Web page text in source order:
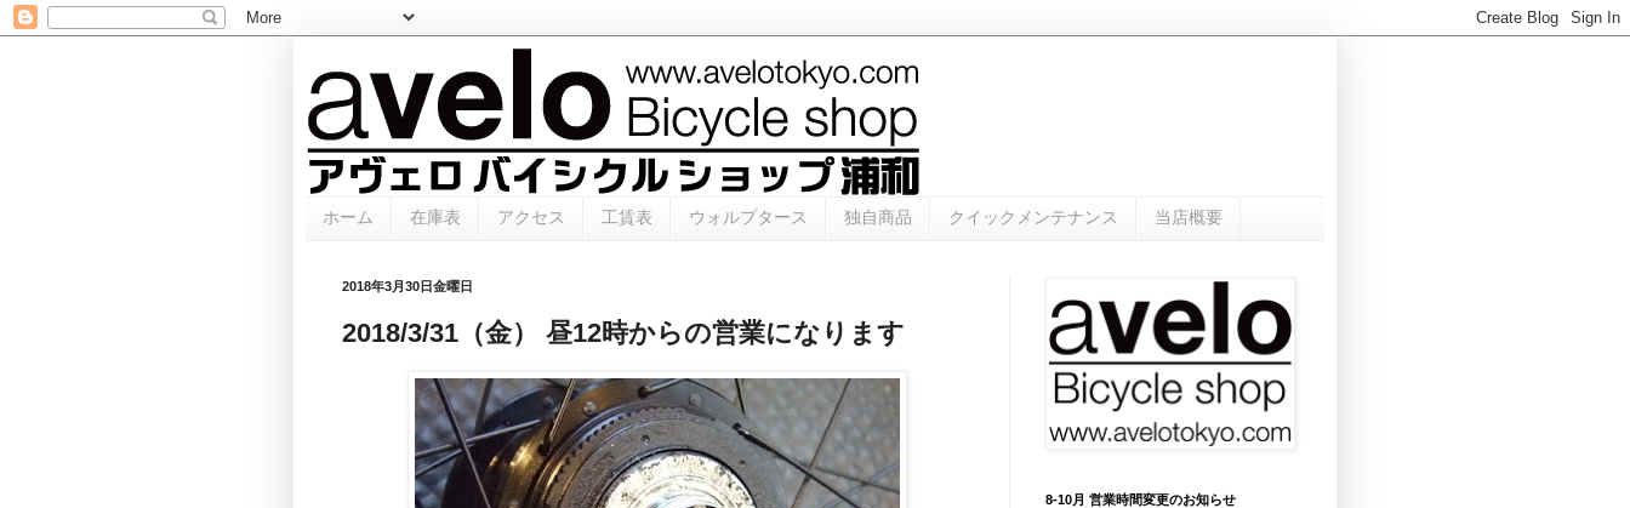
ホーム 在庫表 アクセス 工賃表 ウォルプタース 独自商品 クイックメンテナンス 当店概要
2018年3月30日金曜日
2018/3/31（金） 昼12時からの営業になります
8-10月 営業時間変更のお知らせ